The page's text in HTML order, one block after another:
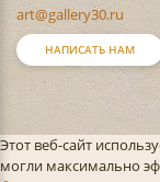
art@gallery30.ru
НАПИСАТЬ НАМ
Этот веб-сайт
могли максимально